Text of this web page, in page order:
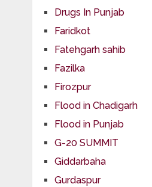
Drugs In Punjab
Faridkot
Fatehgarh sahib
Fazilka
Firozpur
Flood in Chadigarh
Flood in Punjab
G-20 SUMMIT
Giddarbaha
Gurdaspur